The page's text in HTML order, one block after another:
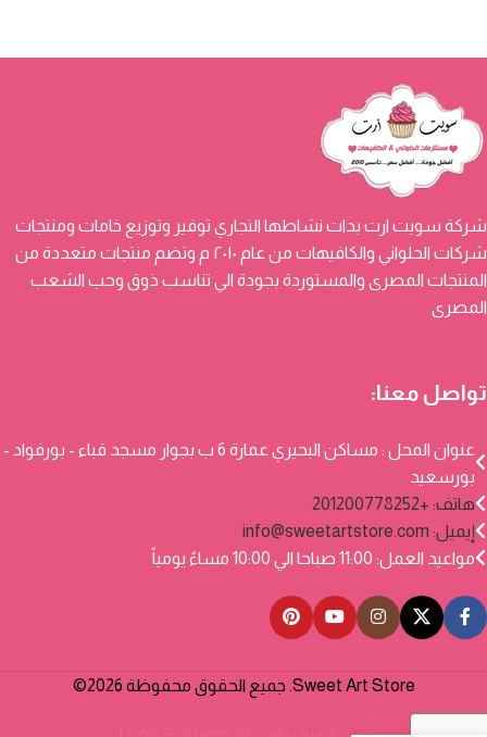
شركة سويت ارت بدات نشاطها التجاري توفير وتوزيع خامات ومنتجات
شركات الحلواني والكافيهات من عام ٢٠١٠ م وتضم منتجات متعددة من
المنتجات المصرى والمستوردة بجودة الي تناسب ذوق وحب الشعب
المصرى
تواصل معنا:
عنوان المحل : مساكن البحيري عمارة 6 ب بجوار مسجد قباء - بورفواد -
بورسعيد
هاتف: +201200778252
إيميل: info@sweetartstore.com
مواعيد العمل: 11:00 صباحا الي 10:00 مساءً يومياً
Sweet Art Store. جميع الحقوق محفوظة 2026©